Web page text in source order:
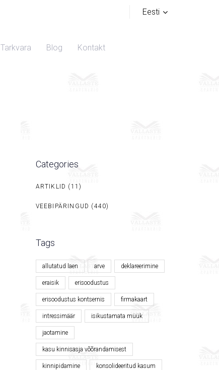
Eesti
Tarkvara Blog Kontakt
Categories
ARTIKLID (11)
VEEBIPÄRINGUD (440)
Tags
allutatud laen arve deklareerimine
eraisik erisoodustus
erisoodustus kontsernis firmakaart
intressimäär isikustamata müük
jaotamine
kasu kinnisasja võõrandamisest
kinnipidamine konsolideeritud kasum